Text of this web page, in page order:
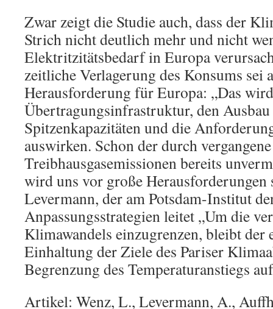
Zwar zeigt die Studie auch, dass der
Strich nicht deutlich mehr und nicht
Elektritzitätsbedarf in Europa
zeitliche Verlagerung des Konsums sei
Herausforderung für Europa: „Das
Übertragungsinfrastruktur, den
Spitzenkapazitäten und die
auswirken. Schon der durch vergangene
Treibhausgasemissionen bereits
wird uns vor große Herausforderungen
Levermann, der am Potsdam-Institut
Anpassungsstrategien leitet „Um die
Klimawandels einzugrenzen, bleibt der
Einhaltung der Ziele des Pariser
Begrenzung des Temperaturanstiegs
Artikel: Wenz, L., Levermann, A.,